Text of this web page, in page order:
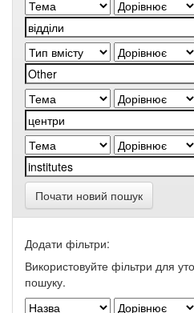
Почати новий пошук
Додати фільтри:
Використовуйте фільтри для
пошуку.